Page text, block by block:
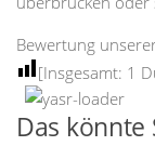
Bewertung
[Insgesamt: 1
Das könnte